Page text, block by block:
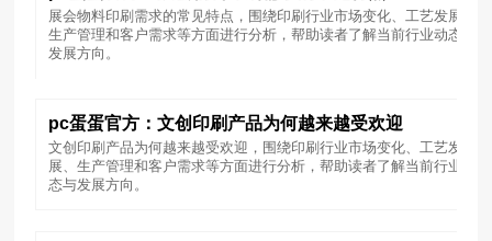
展会物料印刷需求的常见特点，围绕印刷行业市场变化、工艺发展、
生产管理和客户需求等方面进行分析，帮助读者了解当前行业动态与
发展方向。
pc蛋蛋官方：文创印刷产品为何越来越受欢迎
文创印刷产品为何越来越受欢迎，围绕印刷行业市场变化、工艺发
展、生产管理和客户需求等方面进行分析，帮助读者了解当前行业动
态与发展方向。